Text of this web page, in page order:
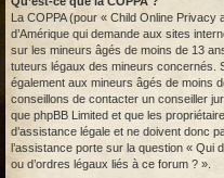
La COPPA (pour « Child Online Privacy
d’Amérique qui demande aux sites
sur les mineurs âgés de moins de 13
tuteurs légaux des mineurs concernés.
également aux mineurs âgés de moins
conseillons de contacter un conseiller
que phpBB Limited et que les
d’assistance légale et ne doivent donc
l’assistance porte sur la question « Qui
ou d’ordres légaux liés à ce forum ? ».